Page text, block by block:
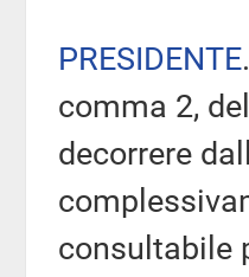
PRESIDENTE
comma 2,
decorrere
consultabile